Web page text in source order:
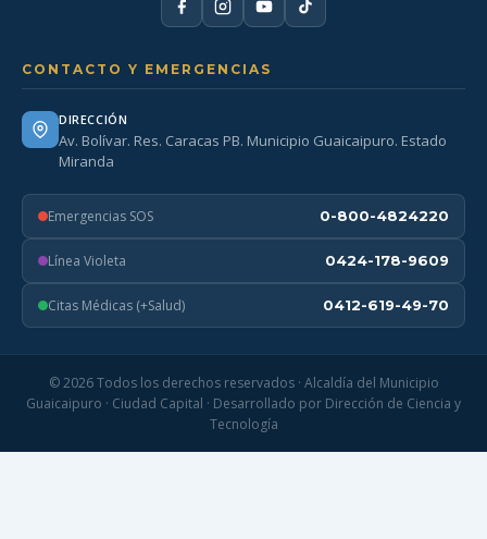
CONTACTO Y EMERGENCIAS
DIRECCIÓN
Av. Bolívar. Res. Caracas PB. Municipio Guaicaipuro. Estado
Miranda
Emergencias SOS 0-800-4824220
Línea Violeta 0424-178-9609
Citas Médicas (+Salud) 0412-619-49-70
© 2026 Todos los derechos reservados · Alcaldía del Municipio
Guaicaipuro · Ciudad Capital · Desarrollado por Dirección de Ciencia y
Tecnología